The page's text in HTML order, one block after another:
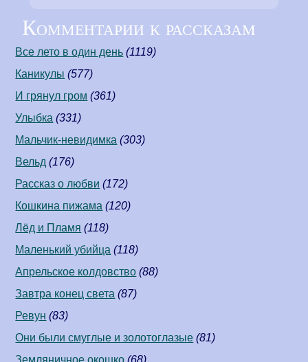
Комментарии к рассказам
Все лето в один день (1119)
Каникулы (577)
И грянул гром (361)
Улыбка (331)
Мальчик-невидимка (303)
Вельд (176)
Рассказ о любви (172)
Кошкина пижама (120)
Лёд и Пламя (118)
Маленький убийца (118)
Апрельское колдовство (88)
Завтра конец света (87)
Ревун (83)
Они были смуглые и золотоглазые (81)